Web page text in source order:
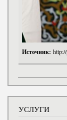
Источник:
УСЛУГИ